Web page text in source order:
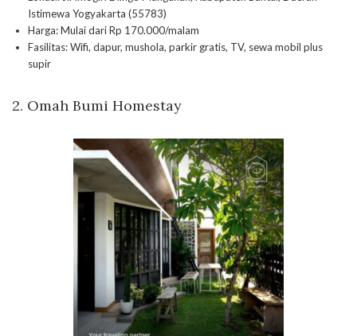
Istimewa Yogyakarta (55783)
Harga: Mulai dari Rp 170.000/malam
Fasilitas: Wifi, dapur, mushola, parkir gratis, TV, sewa mobil plus
supir
2. Omah Bumi Homestay